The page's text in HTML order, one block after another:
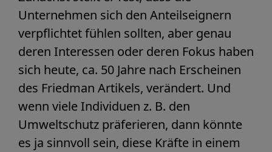
Unternehmen sich den Anteilseignern
verpflichtet fühlen sollten, aber genau
deren Interessen oder deren Fokus haben
sich heute, ca. 50 Jahre nach Erscheinen
des Friedman Artikels, verändert. Und
wenn viele Individuen z. B. den
Umweltschutz präferieren, dann könnte
es ja sinnvoll sein, diese Kräfte in einem